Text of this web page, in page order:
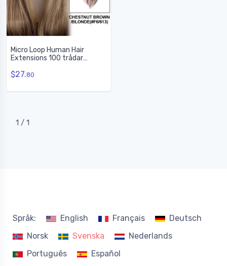
Micro Loop Human Hair
Extensions 100 trådar
kastanjebrun/blond(#F6/613
$27.80
1 / 1
Språk: English Français
Deutsch
Norsk
Svenska
Nederlands
Português
Español